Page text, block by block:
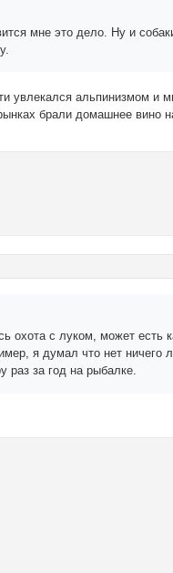
мне это дело. Ну и
увлекался альпинизмом и
брали домашнее вино
охота с луком, может есть
я думал что нет
раз за год на рыбалке.